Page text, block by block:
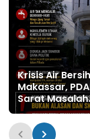
Krisis Air
Makassar,
Sarat Masalah
Manajemen